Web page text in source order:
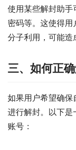
使用某些解封助手
密码等。这使得
分子利用，可能造
三、如何正
如果用户希望确保
进行解封。以下
账号：